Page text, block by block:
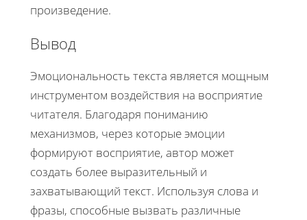
произведение.
Вывод
Эмоциональность текста является мощным
инструментом воздействия на восприятие
читателя. Благодаря пониманию
механизмов, через которые эмоции
формируют восприятие, автор может
создать более выразительный и
захватывающий текст. Используя слова и
фразы, способные вызвать различные